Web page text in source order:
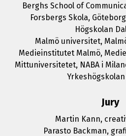
Berghs School of
Forsbergs Skola,
Högskolan
Malmö universitet,
Medieinstitutet Malmö,
Mittuniversitetet, NABA i
Yrkeshögskolan
Jury
Martin Kann,
Parasto Backman,